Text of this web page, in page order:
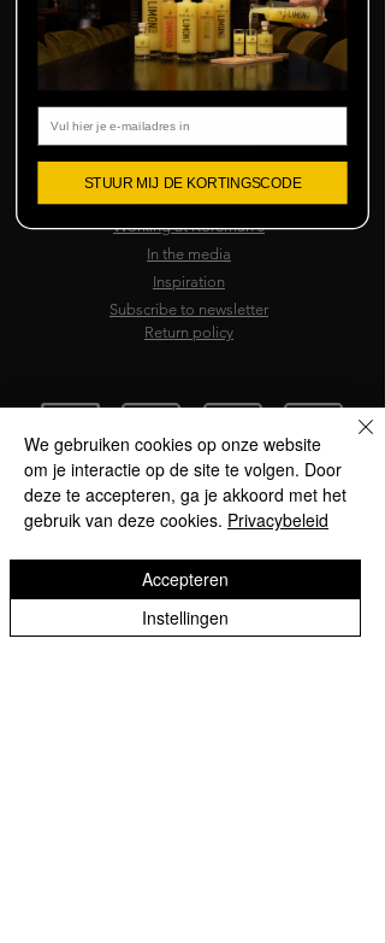
Terms and conditions
Limoncello as a gift
Working at Koreman's
In the media
Inspiration
Subscribe to newsletter
Return policy
We gebruiken cookies op onze website
om je interactie op de site te volgen. Door
deze te accepteren, ga je akkoord met het
gebruik van deze cookies. Privacybeleid
Instellingen
Accepteren
STUUR MIJ DE KORTINGSCODE